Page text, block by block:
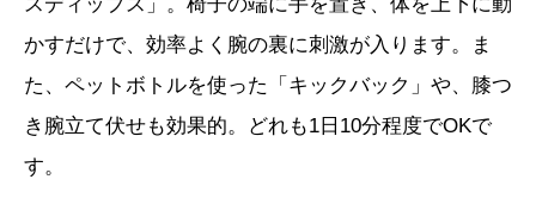
かすだけで、効率よく腕の裏に刺激が入ります。ま
た、ペットボトルを使った「キックバック」や、膝つ
き腕立て伏せも効果的。どれも1日10分程度でOKで
す。